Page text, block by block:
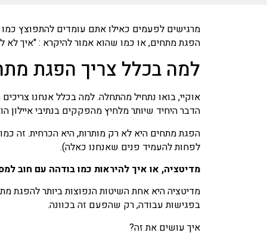
מרגישים לפעמים כאילו אתם עומדים להתפוצץ כמו
הפגת מתחים, או כמו שהוא אמור להיקרא : "איך לא
למה בכלל צריך הפגת
אוקיי, בואו נתחיל מהתחלה. למה בכלל אנחנו
הדבר היחיד שיותר מלחיץ מהפקקים בנתיבי איילון
הפגת מתחים היא לא רק מותרות, היא הכרחית. זה
לפחות להעמיד פנים שאנחנו כאלה).
מדיטציה, או איך להיראות כמו בודהה עם חוב
מדיטציה היא אחת השיטות הנפוצות ביותר להפגת
בפגישות עבודה, רק שהפעם זה בכוונה.
איך עושים את זה?